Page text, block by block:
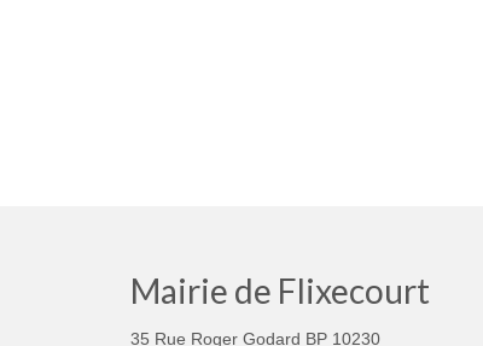
Mairie de Flixecourt
35 Rue Roger Godard BP 10230